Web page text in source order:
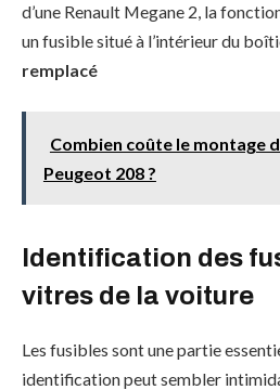
d’une Renault Megane 2, la
un fusible situé à l’intérieur du
remplacé
Combien coûte le montage
Peugeot 208 ?
Identification des
vitres de la voiture
Les fusibles sont une partie
identification peut sembler